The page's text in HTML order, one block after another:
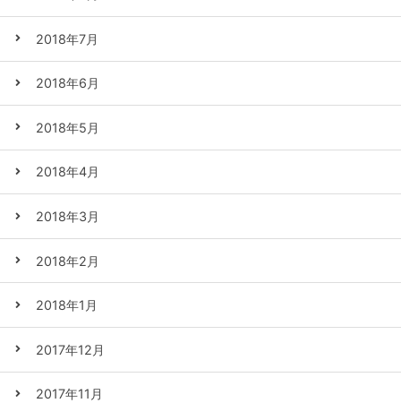
2018年7月
2018年6月
2018年5月
2018年4月
2018年3月
2018年2月
2018年1月
2017年12月
2017年11月